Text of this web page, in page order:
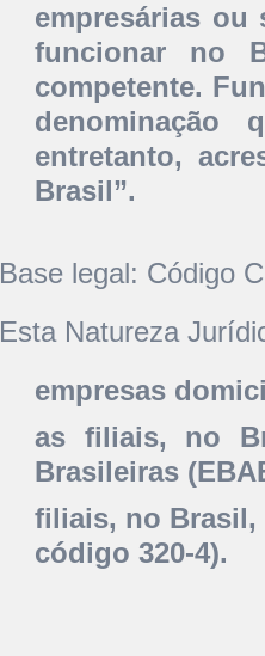
empresárias ou
funcionar no
competente.
entretanto,
Brasil”.
Base legal: Código
Esta Natureza
empresas
as filiais, no
Brasileiras
filiais, no Brasil,
código 320-4).